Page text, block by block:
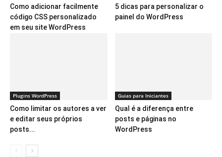
Como adicionar facilmente
código CSS personalizado
em seu site WordPress
5 dicas para personalizar o
painel do WordPress
Plugins WordPress
Como limitar os autores a ver
e editar seus próprios
posts...
Guias para Iniciantes
Qual é a diferença entre
posts e páginas no
WordPress